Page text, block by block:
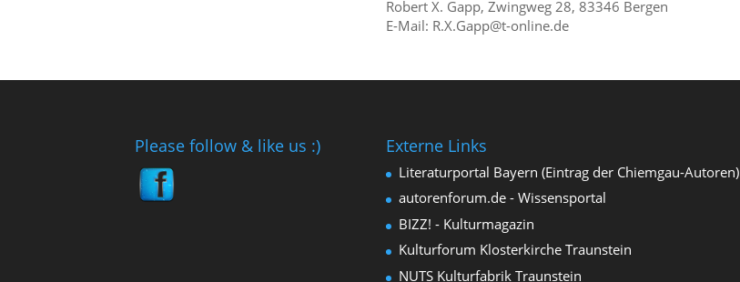
Robert X. Gapp, Zwingweg 28, 83346 Bergen
E-Mail: R.X.Gapp@t-online.de
Please follow & like us :) Externe Links
Literaturportal Bayern (Eintrag der Chiemgau-Autoren)
autorenforum.de - Wissensportal
BIZZ! - Kulturmagazin
Kulturforum Klosterkirche Traunstein
NUTS Kulturfabrik Traunstein